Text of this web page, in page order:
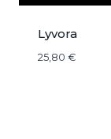
Lyvora
25,80 €